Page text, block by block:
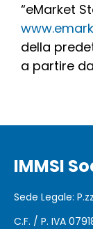
“eMarket
della
a partire
IMMSI
Sede Legale:
C.F. / P. IVA